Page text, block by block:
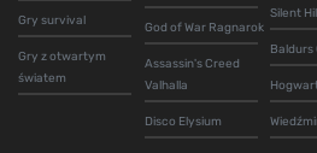
Gry survival
Gry z otwartym
światem
God of War Ragnarok
Assassin's Creed
Valhalla
Disco Elysium
Silent
Baldurs